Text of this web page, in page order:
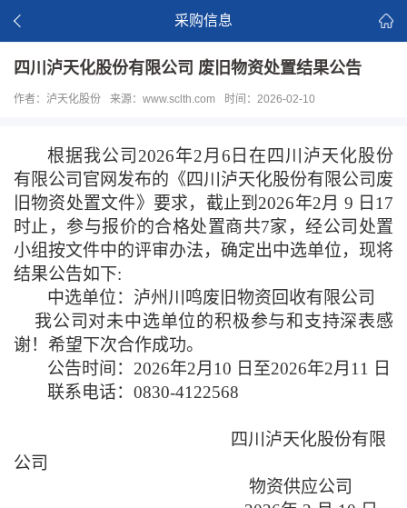
采购信息
四川泸天化股份有限公司 废旧物资处置结果公告
作者：泸天化股份 来源：www.sclth.com 时间：2026-02-10
根据我公司 2026年2月6日在四川泸天化股份
有限公司官网发布的《四川泸天化股份有限公司废
旧物资处置文件》要求，截止到 2026年2月 9 日17
时止，参与报价的合格处置商共7家，经公司处置
小组按文件中的评审办法，确定出中选单位，现将
结果公告如下:
中选单位：泸州川鸣废旧物资回收有限公司
我公司对未中选单位的积极参与和支持深表感
谢！希望下次合作成功。
公告时间： 2026年2月 10 日至2026年2月 11
日
联系电话： 0830-4122568
四川泸天化股份有限
公司
物资供应公司